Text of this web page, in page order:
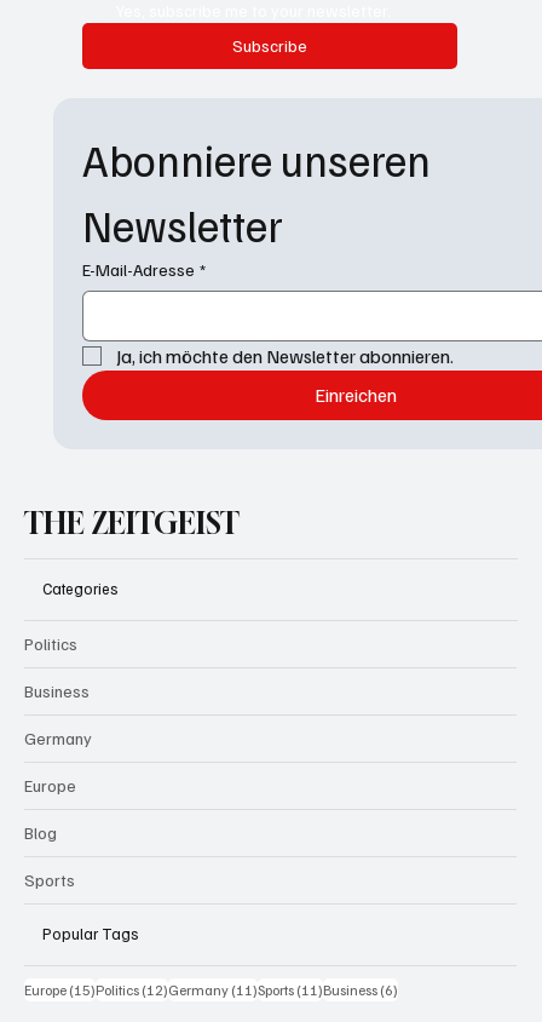
Subscribe
Abonniere unseren
Newsletter
E-Mail-Adresse *
Ja, ich möchte den Newsletter abonnieren.
Einreichen
THE ZEITGEIST
Categories
Politics
Business
Germany
Europe
Blog
Sports
Popular Tags
Europe (15)15 Beiträge
Politics (12)12 Beiträge
Germany (11)11 Beiträge
Sports (11)11 Beiträge
Business (6)